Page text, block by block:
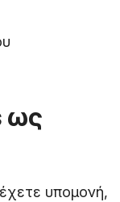
ως
υπομονή,